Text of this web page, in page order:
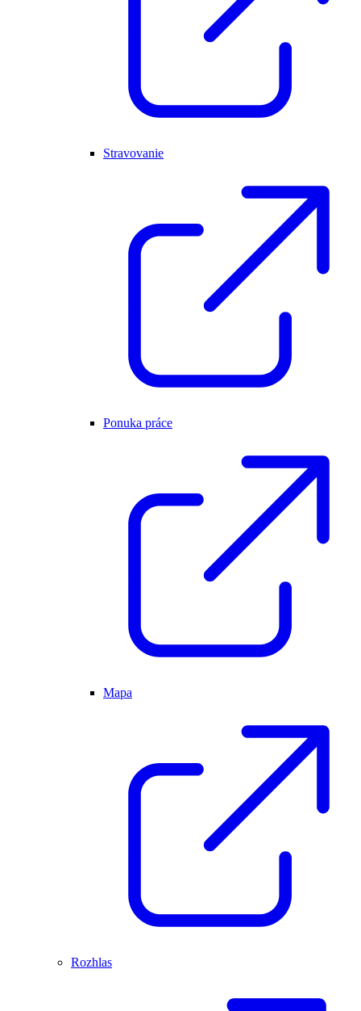
Stravovanie
Ponuka práce
Mapa
Rozhlas